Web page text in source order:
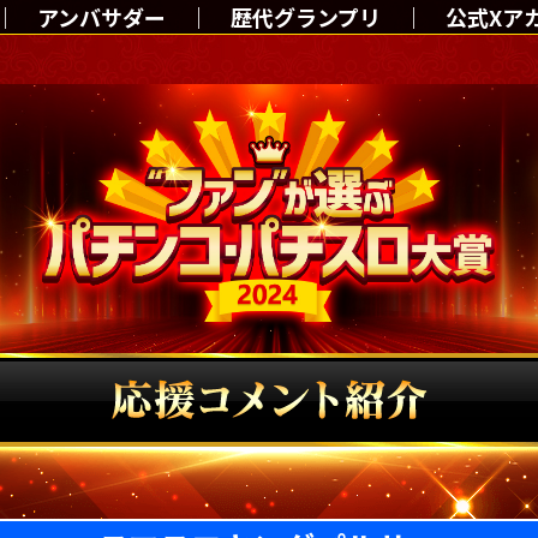
アンバサダー 歴代グランプリ 公式Xア
TOP
アンバサダー